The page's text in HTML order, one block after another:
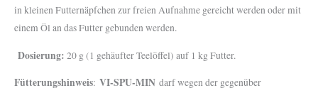
in kleinen Futternäpfchen zur freien Aufnahme gereicht werden oder mit
einem Öl an das Futter gebunden werden.
Dosierung: 20 g (1 gehäufter Teelöffel) auf 1 kg Futter.
Fütterungshinweis: VI-SPU-MIN darf wegen der gegenüber